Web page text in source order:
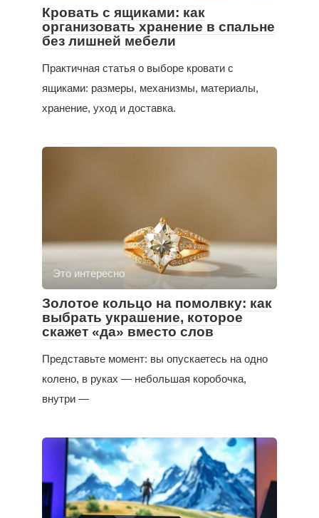
Кровать с ящиками: как
организовать хранение в спальне
без лишней мебели
Практичная статья о выборе кровати с
ящиками: размеры, механизмы, материалы,
хранение, уход и доставка.
Это интересно
Золотое кольцо на помолвку: как
выбрать украшение, которое
скажет «да» вместо слов
Представьте момент: вы опускаетесь на одно
колено, в руках — небольшая коробочка,
внутри —